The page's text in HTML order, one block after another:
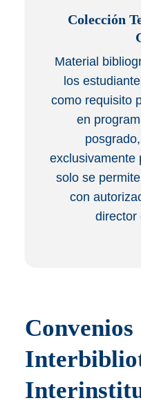
Colección
Material
los
como requisito
en
exclusivamente
solo se
con
director
Convenios